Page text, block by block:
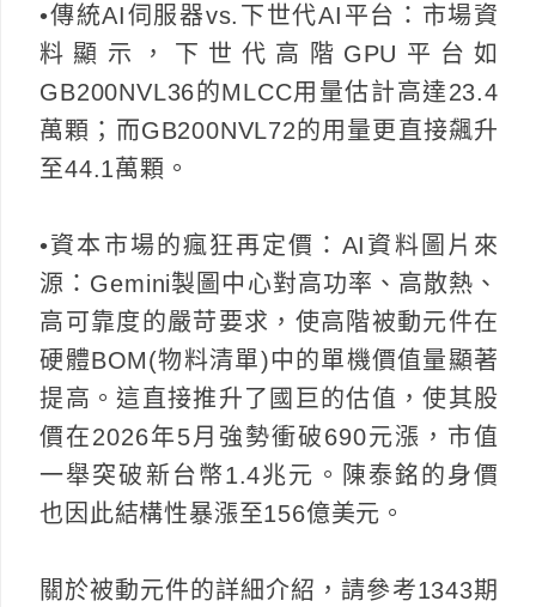
•傳統AI伺服器vs.下世代AI平台：市場資
料顯示，下世代高階GPU平台如
GB200NVL36的MLCC用量估計高達23.4
萬顆；而GB200NVL72的用量更直接飆升
至44.1萬顆。
•資本市場的瘋狂再定價：AI資料圖片來
源：Gemini製圖中心對高功率、高散熱、
高可靠度的嚴苛要求，使高階被動元件在
硬體BOM(物料清單)中的單機價值量顯著
提高。這直接推升了國巨的估值，使其股
價在2026年5月強勢衝破690元漲，市值
一舉突破新台幣1.4兆元。陳泰銘的身價
也因此結構性暴漲至156億美元。
關於被動元件的詳細介紹，請參考1343期